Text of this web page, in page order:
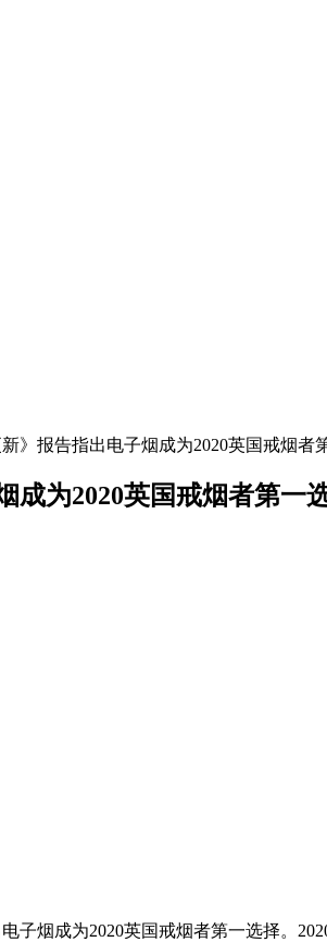
新》报告指出电子烟成为2020英国戒烟者
成为2020英国戒烟者第一
烟成为2020英国戒烟者第一选择。